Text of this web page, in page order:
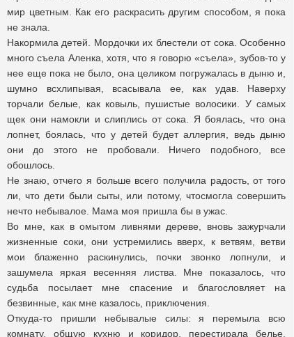
мир цветным. Как его раскрасить другим способом, я пока
не знала.
Накормила детей. Мордочки их блестели от сока. Особенно
много съела Аленка, хотя, что я говорю «съела», зубов-то у
нее еще пока не было, она целиком погружалась в дыню и,
шумно всхлипывая, всасывала ее, как удав. Наверху
торчали белые, как ковыль, пушистые волосики. У самых
щек они намокли и слиплись от сока. Я боялась, что она
лопнет, боялась, что у детей будет аллергия, ведь дыню
они до этого не пробовали. Ничего подобного, все
обошлось.
Не знаю, отчего я больше всего получила радость, от того
ли, что дети были сыты, или потому, чтосмогла совершить
нечто небывалое. Мама моя пришла бы в ужас.
Во мне, как в омытом ливнями дереве, вновь зажурчали
жизненные соки, они устремились вверх, к ветвям, ветви
мои блаженно раскинулись, почки звонко лопнули, и
зашумела яркая весенняя листва. Мне показалось, что
судьба посылает мне спасение и благословляет на
безвинные, как мне казалось, приключения.
Откуда-то пришли небывалые силы: я перемыла всю
комнату, общую кухню и коридор, перестирала белье,